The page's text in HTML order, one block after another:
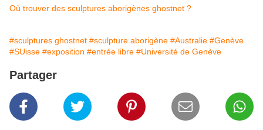
Où trouver des sculptures aborigènes ghostnet ?
#sculptures ghostnet #sculpture aborigène #Australie #Genève
#SUisse #exposition #entrée libre #Université de Genève
Partager